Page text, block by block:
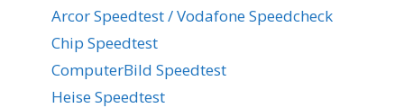
Arcor Speedtest / Vodafone Speedcheck
Chip Speedtest
ComputerBild Speedtest
Heise Speedtest